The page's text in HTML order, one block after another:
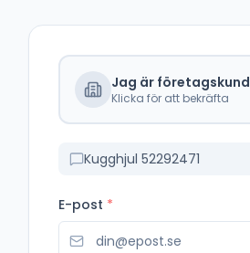
Jag är företagskund
Klicka för att bekräfta
Kugghjul 52292471
E-post *